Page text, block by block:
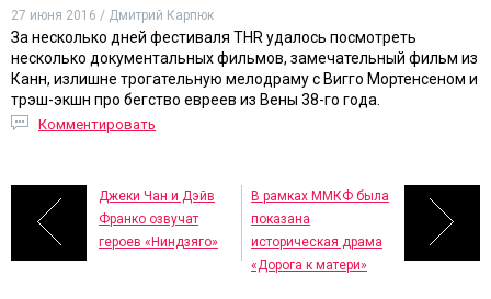
27 июня 2016 / Дмитрий Карпюк
За несколько дней фестиваля THR удалось посмотреть
несколько документальных фильмов, замечательный фильм из
Канн, излишне трогательную мелодраму с Вигго Мортенсеном и
трэш-экшн про бегство евреев из Вены 38-го года.
Комментировать
Джеки Чан и Дэйв
Франко озвучат
героев «Ниндзяго»
В рамках ММКФ была
показана
историческая драма
«Дорога к матери»